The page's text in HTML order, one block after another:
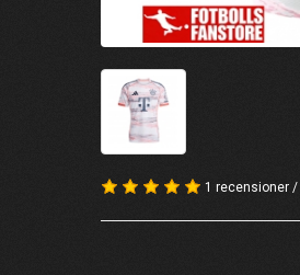
1 recensioner /